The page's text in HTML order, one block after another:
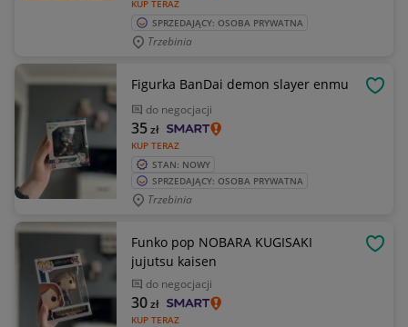
KUP TERAZ
SPRZEDAJĄCY: OSOBA PRYWATNA
Trzebinia
Figurka BanDai demon slayer enmu
do negocjacji
KUP TERAZ
35zł
STAN: NOWY
SPRZEDAJĄCY: OSOBA PRYWATNA
Trzebinia
Funko pop NOBARA KUGISAKI
jujutsu kaisen
do negocjacji
KUP TERAZ
30zł